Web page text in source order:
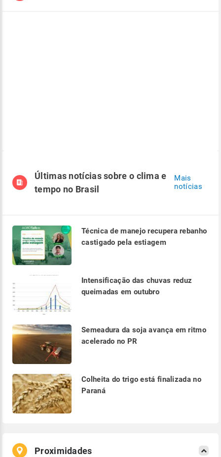
Últimas notícias sobre o clima e
tempo no Brasil
Mais
notícias
Técnica de manejo recupera rebanho
castigado pela estiagem
Intensificação das chuvas reduz
queimadas em outubro
Semeadura da soja avança em ritmo
acelerado no PR
Colheita do trigo está finalizada no
Paraná
Proximidades